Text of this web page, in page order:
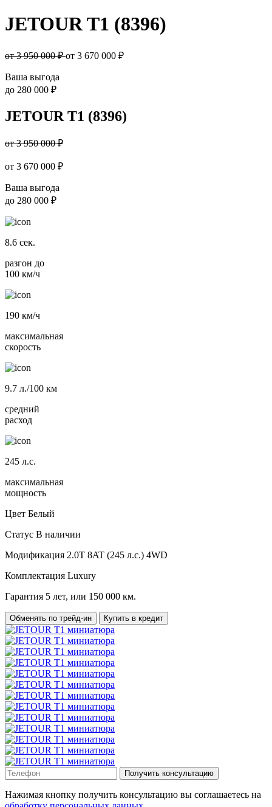
JETOUR T1 (8396)
от 3 950 000 ₽от 3 670 000 ₽
Ваша выгода
до 280 000 ₽
JETOUR T1 (8396)
от 3 950 000 ₽
от 3 670 000 ₽
Ваша выгода
до 280 000 ₽
8.6 сек.
разгон до
100 км/ч
190 км/ч
максимальная
скорость
9.7 л./100 км
средний
расход
245 л.с.
максимальная
мощность
Цвет Белый
Статус В наличии
Модификация 2.0T 8AT (245 л.с.) 4WD
Комплектация Luxury
Гарантия 5 лет, или 150 000 км.
Обменять по трейд-ин Купить в кредит
Получить консультацию
Нажимая кнопку получить консультацию вы соглашаетесь на